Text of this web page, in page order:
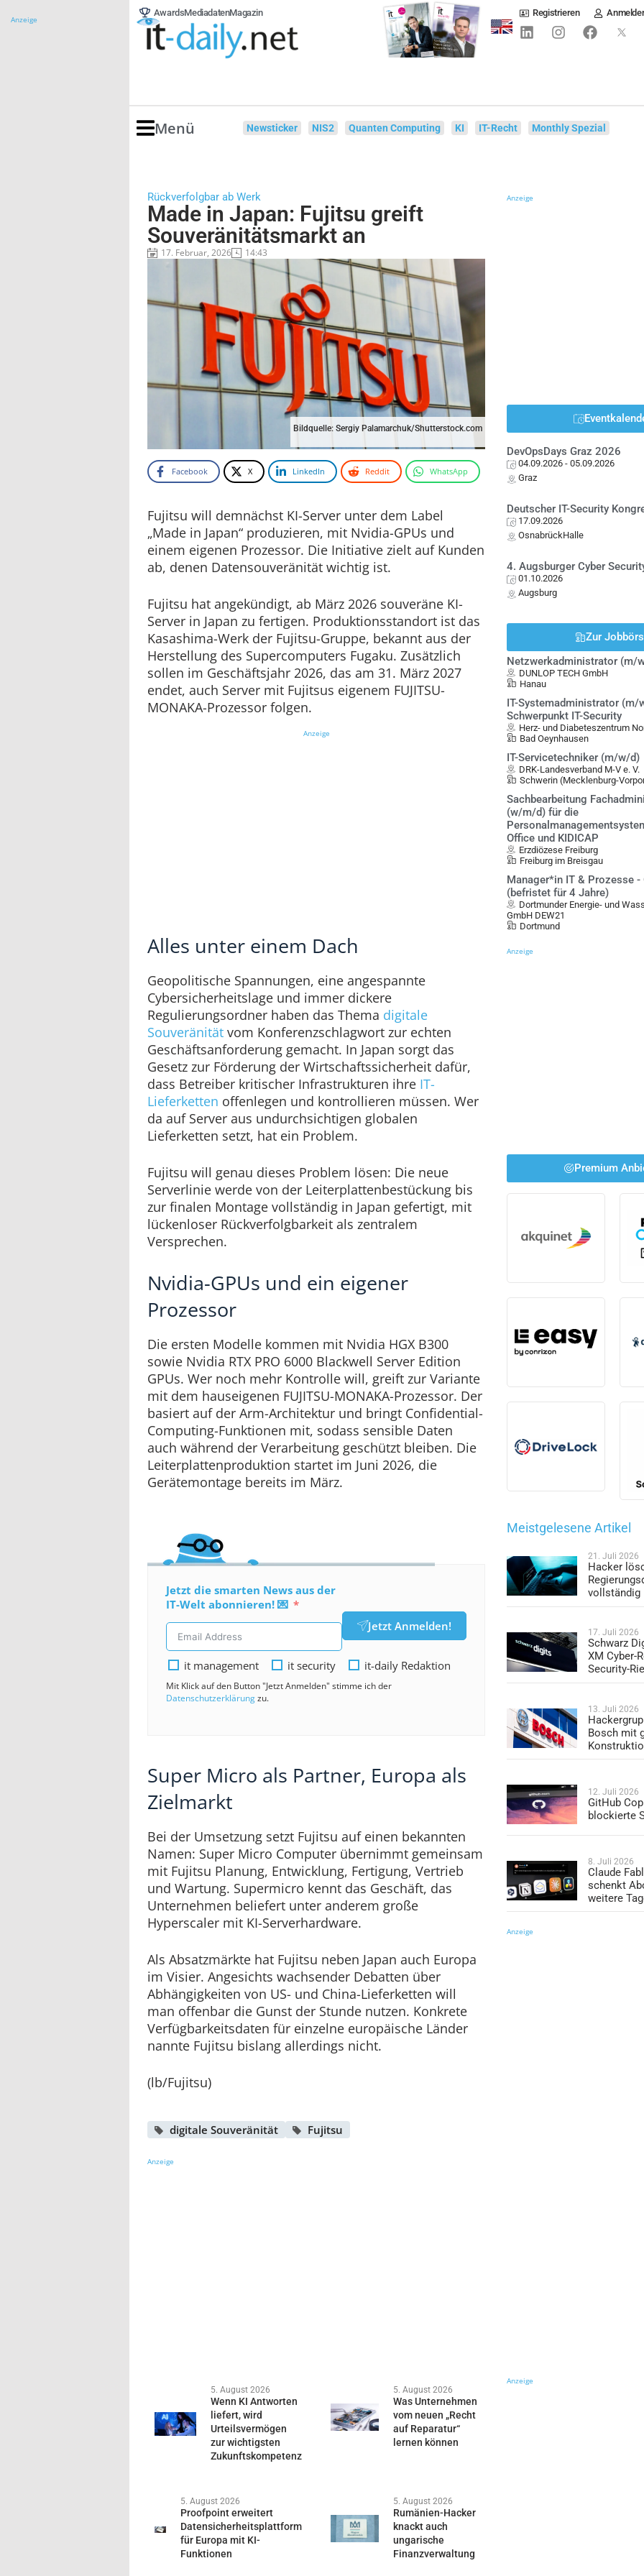
Anzeige
AwardsMediadatenMagazin Registrieren
Menü Newsticker NIS2 Quanten Computing KI IT-Recht Monthly Spezial
Rückverfolgbar ab Werk
Made in Japan: Fujitsu greift
Souveränitätsmarkt an
17. Februar, 2026 14:43
Bildquelle: Sergiy Palamarchuk/Shutterstock.com
Facebook X LinkedIn Reddit WhatsApp
Fujitsu will demnächst KI-Server unter dem Label
„Made in Japan“ produzieren, mit Nvidia-GPUs und
einem eigenen Prozessor. Die Initiative zielt auf Kunden
ab, denen Datensouveränität wichtig ist.
Fujitsu hat angekündigt, ab März 2026 souveräne KI-
Server in Japan zu fertigen. Produktionsstandort ist das
Kasashima-Werk der Fujitsu-Gruppe, bekannt aus der
Herstellung des Supercomputers Fugaku. Zusätzlich
sollen im Geschäftsjahr 2026, das am 31. März 2027
endet, auch Server mit Fujitsus eigenem FUJITSU-
MONAKA-Prozessor folgen.
Anzeige
Alles unter einem Dach
Geopolitische Spannungen, eine angespannte
Cybersicherheitslage und immer dickere
Regulierungsordner haben das Thema digitale
Souveränität vom Konferenzschlagwort zur echten
Geschäftsanforderung gemacht. In Japan sorgt das
Gesetz zur Förderung der Wirtschaftssicherheit dafür,
dass Betreiber kritischer Infrastrukturen ihre IT-
Lieferketten offenlegen und kontrollieren müssen. Wer
da auf Server aus undurchsichtigen globalen
Lieferketten setzt, hat ein Problem.
Fujitsu will genau dieses Problem lösen: Die neue
Serverlinie werde von der Leiterplattenbestückung bis
zur finalen Montage vollständig in Japan gefertigt, mit
lückenloser Rückverfolgbarkeit als zentralem
Versprechen.
Nvidia-GPUs und ein eigener
Prozessor
Die ersten Modelle kommen mit Nvidia HGX B300
sowie Nvidia RTX PRO 6000 Blackwell Server Edition
GPUs. Wer noch mehr Kontrolle will, greift zur Variante
mit dem hauseigenen FUJITSU-MONAKA-Prozessor. Der
basiert auf der Arm-Architektur und bringt Confidential-
Computing-Funktionen mit, sodass sensible Daten
auch während der Verarbeitung geschützt bleiben. Die
Leiterplattenproduktion startet im Juni 2026, die
Gerätemontage bereits im März.
Jetzt die smarten News aus der
IT-Welt abonnieren! 💌
Jetzt Anmelden!
it management it security it-daily Redaktion
Mit Klick auf den Button "Jetzt Anmelden" stimme ich der
Datenschutzerklärungzu.
Super Micro als Partner, Europa als
Zielmarkt
Bei der Umsetzung setzt Fujitsu auf einen bekannten
Namen: Super Micro Computer übernimmt gemeinsam
mit Fujitsu Planung, Entwicklung, Fertigung, Vertrieb
und Wartung. Supermicro kennt das Geschäft, das
Unternehmen beliefert unter anderem große
Hyperscaler mit KI-Serverhardware.
Als Absatzmärkte hat Fujitsu neben Japan auch Europa
im Visier. Angesichts wachsender Debatten über
Abhängigkeiten von US- und China-Lieferketten will
man offenbar die Gunst der Stunde nutzen. Konkrete
Verfügbarkeitsdaten für einzelne europäische Länder
nannte Fujitsu bislang allerdings nicht.
(lb/Fujitsu)
digitale Souveränität Fujitsu
Anzeige
5. August 2026
Wenn KI Antworten
liefert, wird
Urteilsvermögen
zur wichtigsten
Zukunftskompetenz
5. August 2026
Was Unternehmen
vom neuen „Recht
auf Reparatur“
lernen können
5. August 2026
Proofpoint erweitert
Datensicherheitsplattform
für Europa mit KI-
Funktionen
5. August 2026
Rumänien-Hacker
knackt auch
ungarische
Finanzverwaltung
Anzeige
DevOpsDays Graz 2026
04.09.2026 - 05.09.2026
Graz
Deutscher IT-Security
17.09.2026
OsnabrückHalle
4. Augsburger Cyber
01.10.2026
Augsburg
Zur
Netzwerkadministrator (m/
DUNLOP TECH GmbH
Hanau
IT-Systemadministrator (m/
Schwerpunkt IT-Security
Herz- und Diabeteszentrum
Bad Oeynhausen
IT-Servicetechniker (m/w/d)
DRK-Landesverband M-V e. V.
Schwerin (Mecklenburg-
Sachbearbeitung
(w/m/d) für die
Office und KIDICAP
Erzdiözese Freiburg
Freiburg im Breisgau
Manager*in IT & Prozesse -
(befristet für 4 Jahre)
Dortmunder Energie- und
GmbH DEW21
Dortmund
Anzeige
Premium
Meistgelesene Artikel
21. Juli 2026
Hacker
vollständig
17. Juli 2026
Schwarz
XM Cyber-
Security-
13. Juli 2026
Bosch mit
12. Juli 2026
GitHub
blockierte
8. Juli 2026
Claude
schenkt
weitere
Anzeige
Anzeige